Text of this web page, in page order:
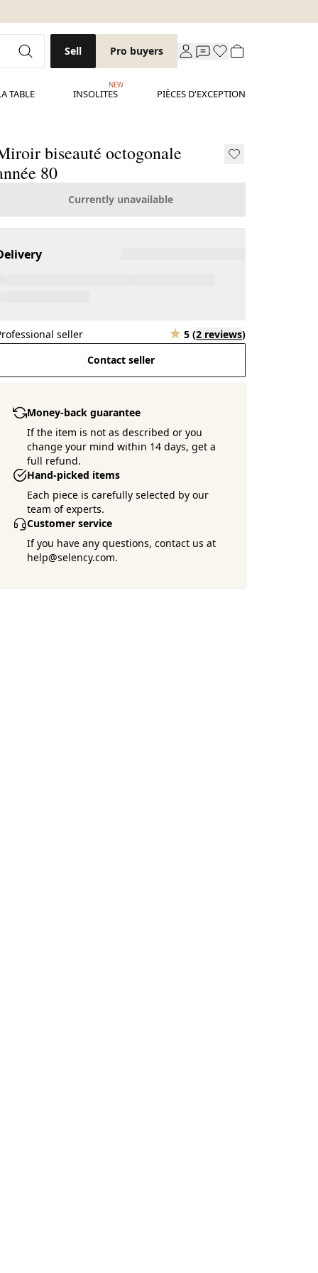
Sell Pro buyers
TABLE INSOLITES
NEW
PIÈCES D'EXCEPTION
biseauté octogonale
80
Currently unavailable
seller 5 (2 reviews)
Contact seller
Money-back guarantee
If the item is not as described or you
change your mind within 14 days, get a
full refund.
Hand-picked items
Each piece is carefully selected by our
team of experts.
Customer service
If you have any questions, contact us at
help@selency.com.